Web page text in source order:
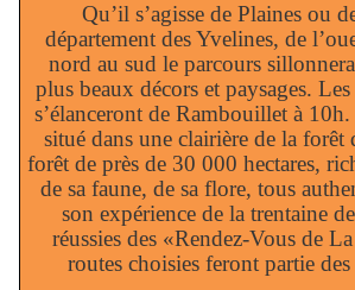
Qu’il s’agisse de Plaines ou
département des Yvelines, de
nord au sud le parcours
plus beaux décors et paysages.
s’élanceront de Rambouillet à
situé dans une clairière de la forêt
forêt de près de 30 000 hectares,
de sa faune, de sa flore, tous
son expérience de la trentaine
réussies des «Rendez-Vous de
routes choisies feront partie